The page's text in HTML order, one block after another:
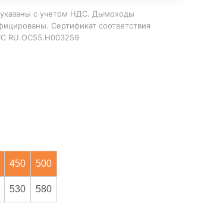
с учетом НДС. Дымоходы
Сертификат соответствия
RU.ОС55.Н003259
450 500
530 580